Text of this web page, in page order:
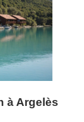
à Argelès